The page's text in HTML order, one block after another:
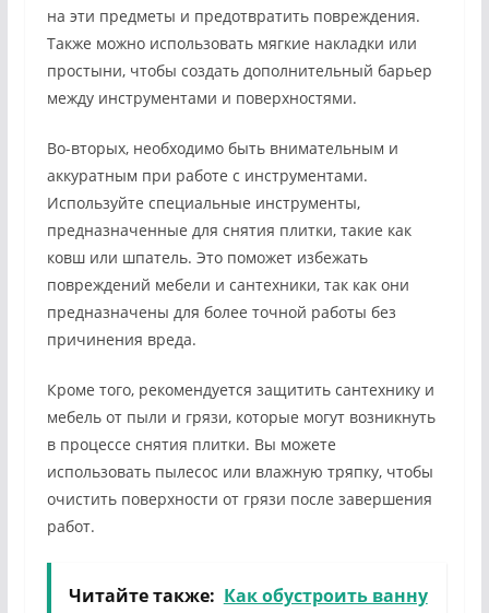
на эти предметы и предотвратить повреждения.
Также можно использовать мягкие накладки или
простыни, чтобы создать дополнительный барьер
между инструментами и поверхностями.
Во-вторых, необходимо быть внимательным и
аккуратным при работе с инструментами.
Используйте специальные инструменты,
предназначенные для снятия плитки, такие как
ковш или шпатель. Это поможет избежать
повреждений мебели и сантехники, так как они
предназначены для более точной работы без
причинения вреда.
Кроме того, рекомендуется защитить сантехнику и
мебель от пыли и грязи, которые могут возникнуть
в процессе снятия плитки. Вы можете
использовать пылесос или влажную тряпку, чтобы
очистить поверхности от грязи после завершения
работ.
Читайте также: Как обустроить ванну